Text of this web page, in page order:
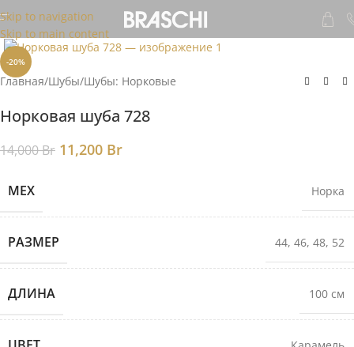
Skip to navigation
Skip to main content
-20%
Главная/Шубы/Шубы: Норковые
Норковая шуба 728
14,000Br 11,200 Br
МЕХ Норка
РАЗМЕР 44, 46, 48, 52
ДЛИНА 100 см